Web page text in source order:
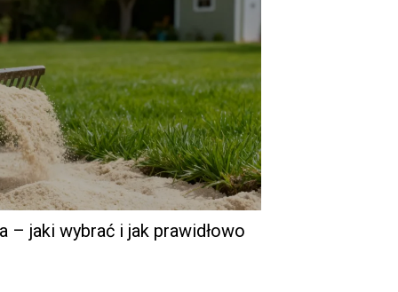
– jaki wybrać i jak prawidłowo